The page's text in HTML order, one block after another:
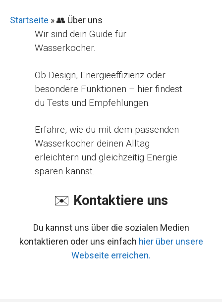
Startseite »👥 Über uns
Wir sind dein Guide für
Wasserkocher.
Ob Design, Energieeffizienz oder
besondere Funktionen – hier findest
du Tests und Empfehlungen.
Erfahre, wie du mit dem passenden
Wasserkocher deinen Alltag
erleichtern und gleichzeitig Energie
sparen kannst.
✉️ Kontaktiere uns
Du kannst uns über die sozialen Medien
kontaktieren oder uns einfach hier über unsere
Webseite erreichen.